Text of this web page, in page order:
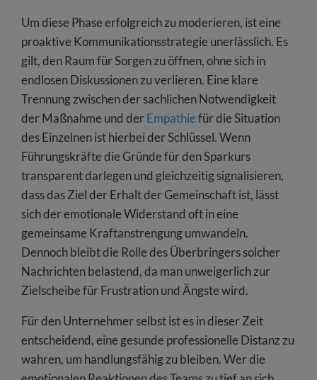
Um diese Phase erfolgreich zu moderieren, ist eine
proaktive Kommunikationsstrategie unerlässlich. Es
gilt, den Raum für Sorgen zu öffnen, ohne sich in
endlosen Diskussionen zu verlieren. Eine klare
Trennung zwischen der sachlichen Notwendigkeit
der Maßnahme und derEmpathiefür die Situation
des Einzelnen ist hierbei der Schlüssel. Wenn
Führungskräfte die Gründe für den Sparkurs
transparent darlegen und gleichzeitig signalisieren,
dass das Ziel der Erhalt der Gemeinschaft ist, lässt
sich der emotionale Widerstand oft in eine
gemeinsame Kraftanstrengung umwandeln.
Dennoch bleibt die Rolle des Überbringers solcher
Nachrichten belastend, da man unweigerlich zur
Zielscheibe für Frustration und Ängste wird.
Für den Unternehmer selbst ist es in dieser Zeit
entscheidend, eine gesunde professionelle Distanz zu
wahren, um handlungsfähig zu bleiben. Wer die